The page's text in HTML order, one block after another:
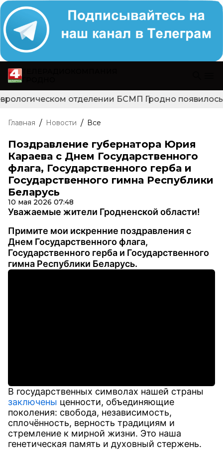
отделении БСМП Гродно появилось
Главная / Новости / Все
Поздравление губернатора Юрия
Караева с Днем Государственного
флага, Государственного герба и
Государственного гимна Республики
Беларусь
10 мая 2026 07:48
Уважаемые жители Гродненской области!
Примите мои искренние поздравления с
Днем Государственного флага,
Государственного герба и Государственного
гимна Республики Беларусь.
В государственных символах нашей страны
заключены ценности, объединяющие
поколения: свобода, независимость,
сплочённость, верность традициям и
стремление к мирной жизни. Это наша
генетическая память и духовный стержень.